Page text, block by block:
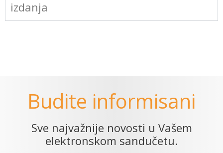
izdanja
Budite informisani
Sve najvažnije novosti u Vašem
elektronskom sandučetu.